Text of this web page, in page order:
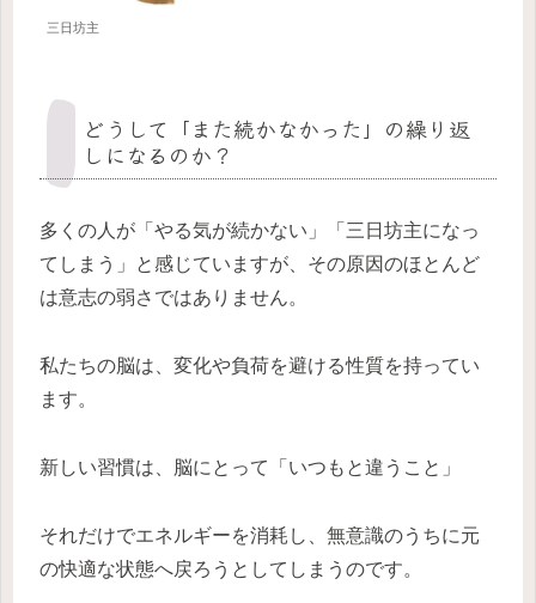
三日坊主
どうして「また続かなかった」の繰り返
しになるのか？
多くの人が「やる気が続かない」「三日坊主になっ
てしまう」と感じていますが、その原因のほとんど
は意志の弱さではありません。
私たちの脳は、変化や負荷を避ける性質を持ってい
ます。
新しい習慣は、脳にとって「いつもと違うこと」
それだけでエネルギーを消耗し、無意識のうちに元
の快適な状態へ戻ろうとしてしまうのです。